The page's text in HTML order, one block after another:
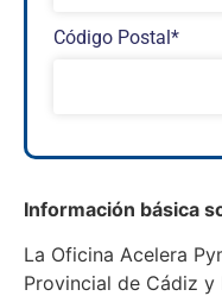
Código Postal*
Información básica
La Oficina Acelera
Provincial de Cádiz